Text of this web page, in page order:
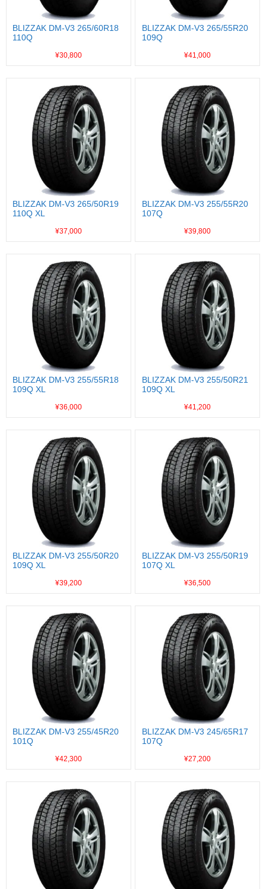
BLIZZAK DM-V3 265/60R18
110Q
¥30,800
BLIZZAK DM-V3 265/55R20
109Q
¥41,000
BLIZZAK DM-V3 265/50R19
110Q XL
¥37,000
BLIZZAK DM-V3 255/55R20
107Q
¥39,800
BLIZZAK DM-V3 255/55R18
109Q XL
¥36,000
BLIZZAK DM-V3 255/50R21
109Q XL
¥41,200
BLIZZAK DM-V3 255/50R20
109Q XL
¥39,200
BLIZZAK DM-V3 255/50R19
107Q XL
¥36,500
BLIZZAK DM-V3 255/45R20
101Q
¥42,300
BLIZZAK DM-V3 245/65R17
107Q
¥27,200